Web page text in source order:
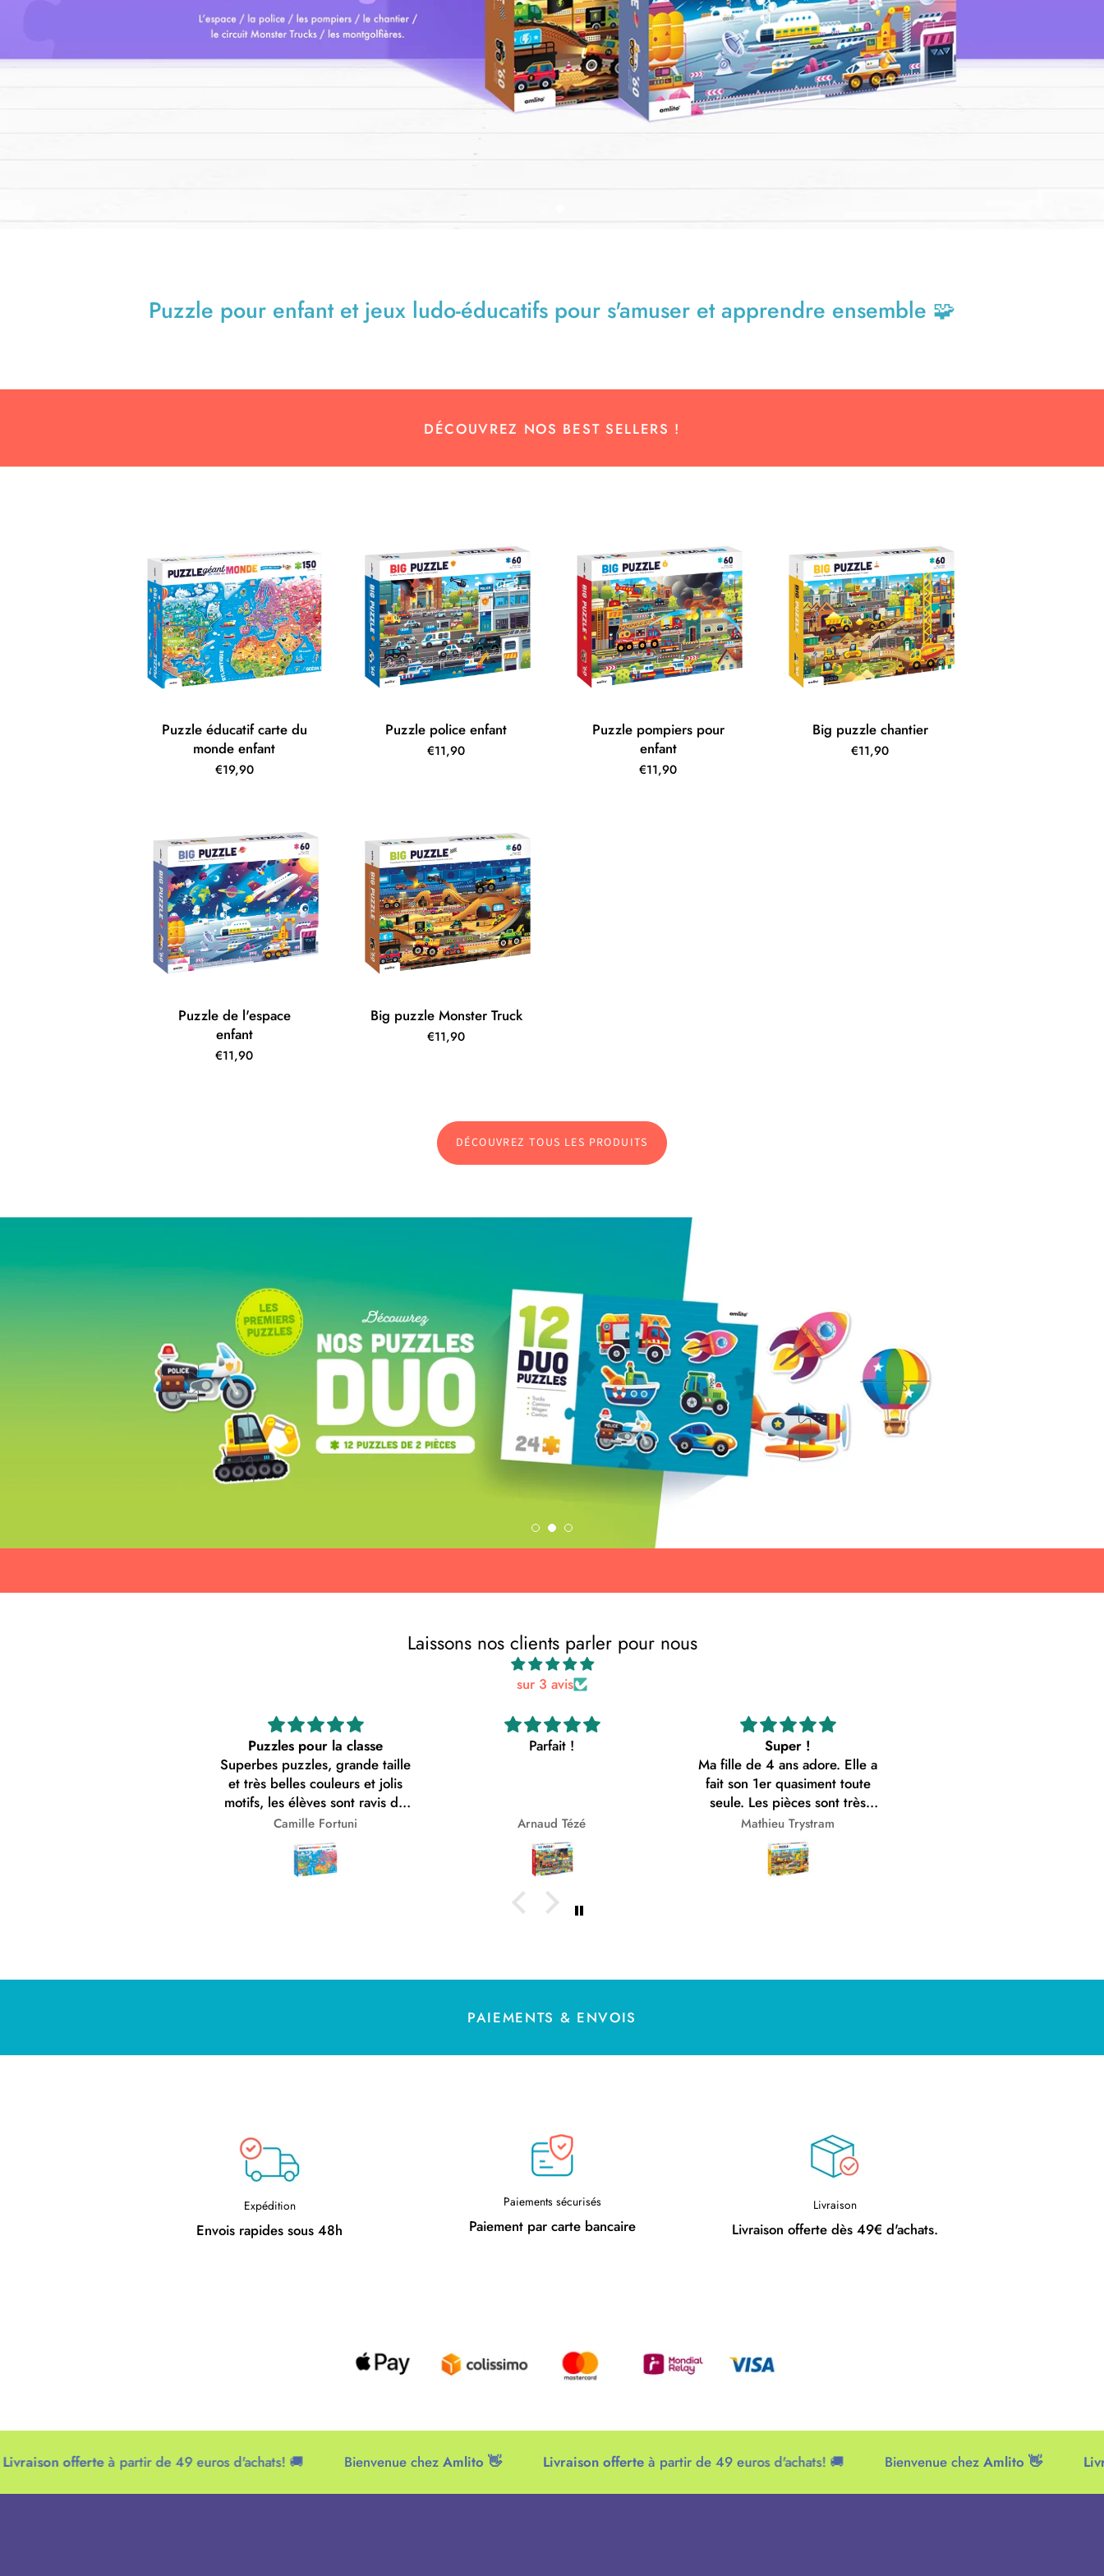
Puzzle pour enfant et jeux ludo-éducatifs pour s'amuser et apprendre ensemble 🧩
DÉCOUVREZ NOS BEST SELLERS !
Puzzle éducatif carte du
monde enfant
€19,90
Puzzle police enfant
€11,90
Puzzle pompiers pour
enfant
€11,90
Big puzzle chantier
€11,90
Puzzle de l'espace
enfant
€11,90
Big puzzle Monster Truck
€11,90
DÉCOUVREZ TOUS LES PRODUITS
Laissons nos clients parler pour nous
sur 3 avis
Puzzles pour la classe
Superbes puzzles, grande taille
et très belles couleurs et jolis
motifs, les élèves sont ravis de
pouvoir apprendre via ce
support qui les amuse beaucoup
!
Camille Fortuni
Parfait !
Arnaud Tézé
Super !
Ma fille de 4 ans adore. Elle a
fait son 1er quasiment toute
seule. Les pièces sont très
faciles à prendre en main. les
designs très réussi. Je
recommande. Mathieu
Mathieu Trystram
PAIEMENTS & ENVOIS
Expédition
Envois rapides sous 48h
Paiements sécurisés
Paiement par carte bancaire
Livraison
Livraison offerte dès 49€ d'achats.
offerteà partir de 49 euros d'achats! 🚚 Bienvenue chezAmlito 👋 Livraison offerteà partir de 49 euros d'achats! 🚚 Bienvenue chezAmlito 👋